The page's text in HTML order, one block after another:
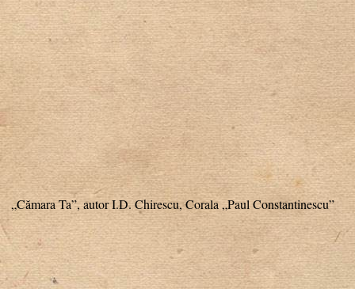
„Cămara Ta”, autor I.D. Chirescu, Corala „Paul Constantinescu”